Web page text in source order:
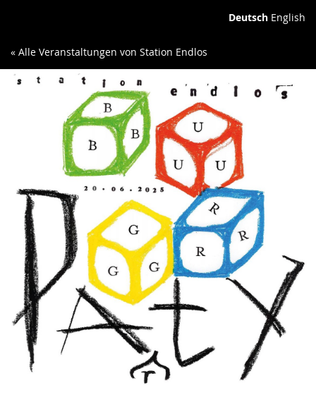
Deutsch English
« Alle Veranstaltungen von Station Endlos